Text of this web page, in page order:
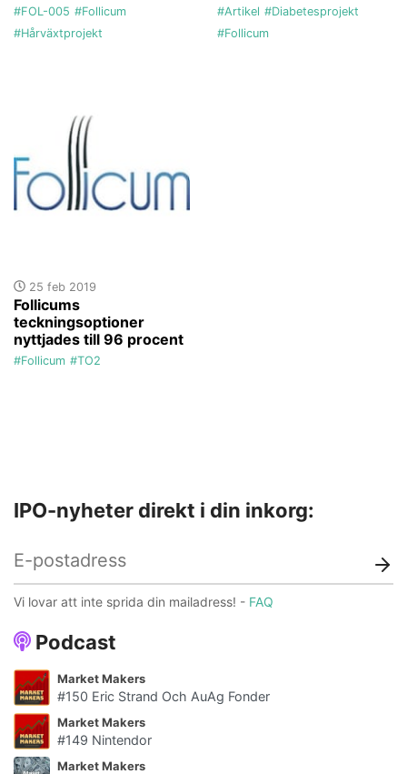
#FOL-005 #Follicum
#Hårväxtprojekt
#Artikel #Diabetesprojekt
#Follicum
25 feb 2019
Follicums
teckningsoptioner
nyttjades till 96 procent
#Follicum #TO2
Podcast
Market Makers
#150 Eric Strand Och AuAg Fonder
Market Makers
#149 Nintendor
Market Makers
IPO-nyheter direkt i din inkorg:
Vi lovar att inte sprida din mailadress! - FAQ